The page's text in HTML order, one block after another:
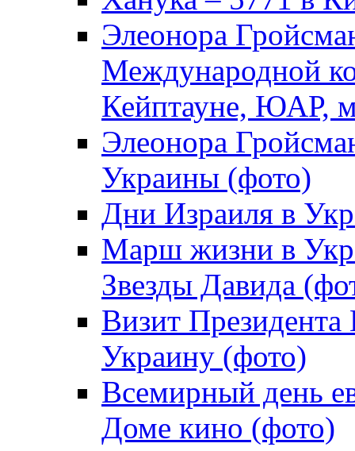
Элеонора
Международной
Кейптауне, ЮАР,
Элеонора
Украины (фото)
Дни Израиля в
Марш жизни в
Звезды Давида
Визит
Украину (фото)
Всемирный день
Доме кино (фото)